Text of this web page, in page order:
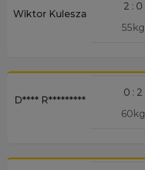
Wiktor Kulesza
2 : 0
55kg
D**** R*********
0 : 2
60kg